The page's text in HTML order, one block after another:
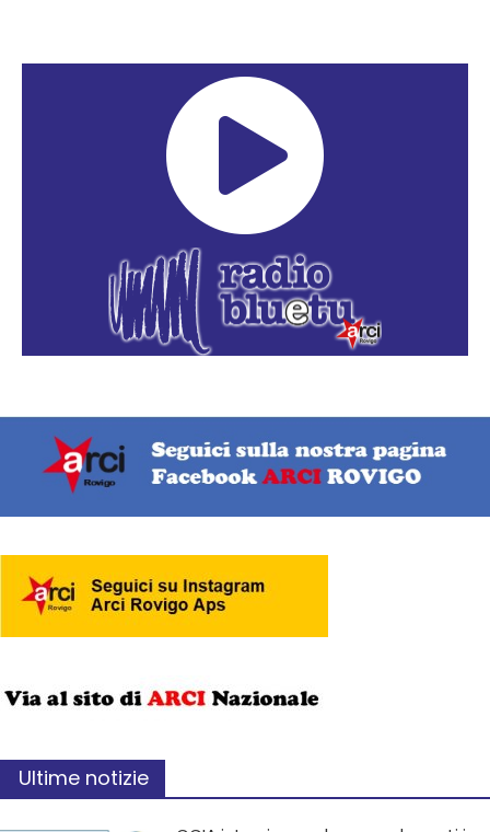
Ultime notizie